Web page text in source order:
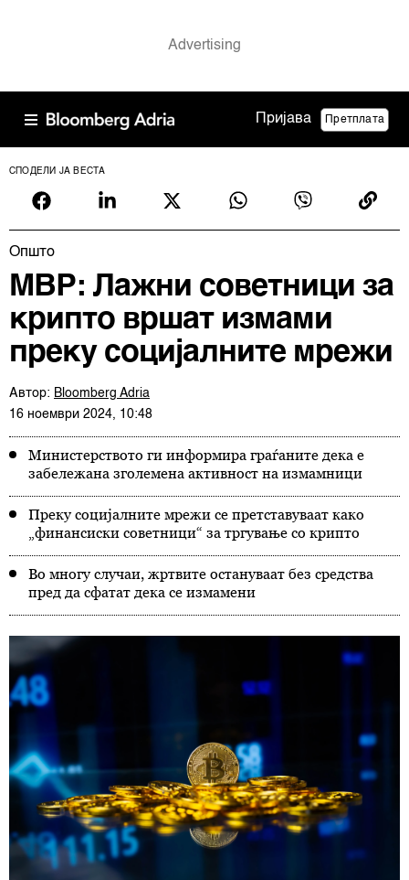
Пријава Претплата
СПОДЕЛИ ЈА ВЕСТА
Општо
МВР: Лажни советници за
крипто вршат измами
преку социјалните мрежи
Автор: Bloomberg Adria
16 ноември 2024, 10:48
Министерството ги информира граѓаните дека е
забележана зголемена активност на измамници
Преку социјалните мрежи се претставуваат како
„финансиски советници“ за тргување со крипто
Во многу случаи, жртвите остануваат без средства
пред да сфатат дека се измамени